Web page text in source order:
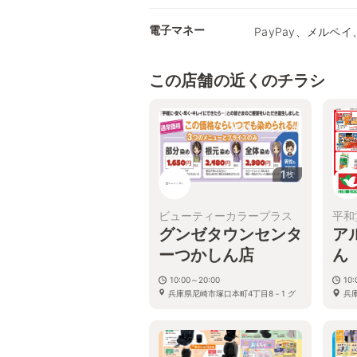
電子マネー PayPay、メルペ
この店舗の近くのチラシ
1枚
ビューティーカラープラス
グンゼタウンセンタ
ーつかしん店
10:00～20:00
兵庫県尼崎市塚口本町4丁目8－1 グ
平和
ア
ん
兵